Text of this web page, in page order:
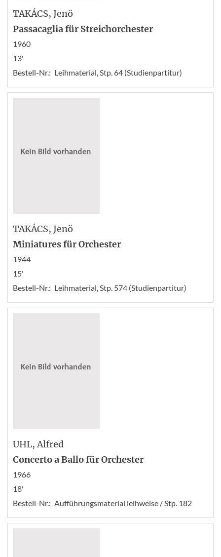
TAKÁCS, Jenö
Passacaglia für Streichorchester
1960
13'
Bestell-Nr.: Leihmaterial, Stp. 64 (Studienpartitur)
TAKÁCS, Jenö
Miniatures für Orchester
1944
15'
Bestell-Nr.: Leihmaterial, Stp. 574 (Studienpartitur)
UHL, Alfred
Concerto a Ballo für Orchester
1966
18'
Bestell-Nr.: Aufführungsmaterial leihweise / Stp. 182